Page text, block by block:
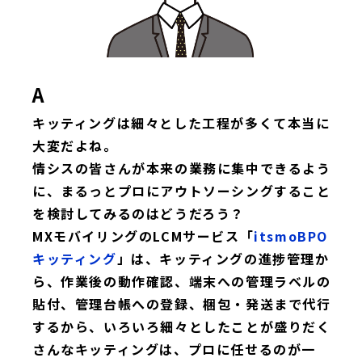
A
キッティングは細々とした工程が多くて本当に
大変だよね。
情シスの皆さんが本来の業務に集中できるよう
に、まるっとプロにアウトソーシングすること
を検討してみるのはどうだろう？
MXモバイリングのLCMサービス「itsmoBPO
キッティング」は、キッティングの進捗管理か
ら、作業後の動作確認、端末への管理ラベルの
貼付、管理台帳への登録、梱包・発送まで代行
するから、いろいろ細々としたことが盛りだく
さんなキッティングは、プロに任せるのが一